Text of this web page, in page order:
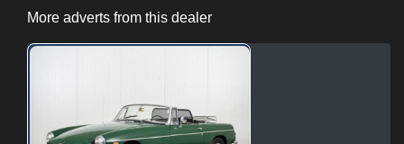
More adverts from this dealer